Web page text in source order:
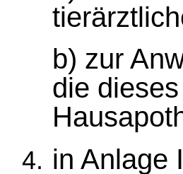
b) zur
die
in Anlage